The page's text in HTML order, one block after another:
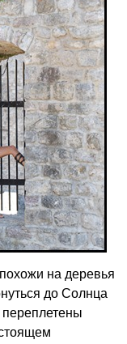
на деревья
до Солнца